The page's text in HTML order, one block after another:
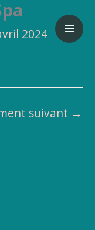
2024
suivant →